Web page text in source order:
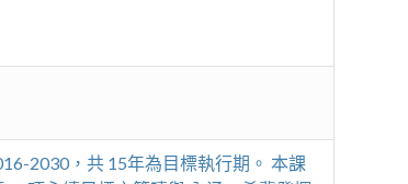
2030，共 15年為目標執行期。 本課